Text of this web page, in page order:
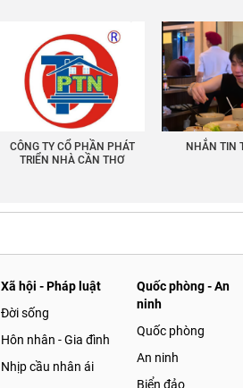
CÔNG TY CỔ PHẦN PHÁT
TRIỂN NHÀ CẦN THƠ
NHẮN TIN
Xã hội - Pháp luật
Đời sống
Hôn nhân - Gia đình
Nhịp cầu nhân ái
Quốc phòng - An
ninh
Quốc phòng
An ninh
Biển đảo